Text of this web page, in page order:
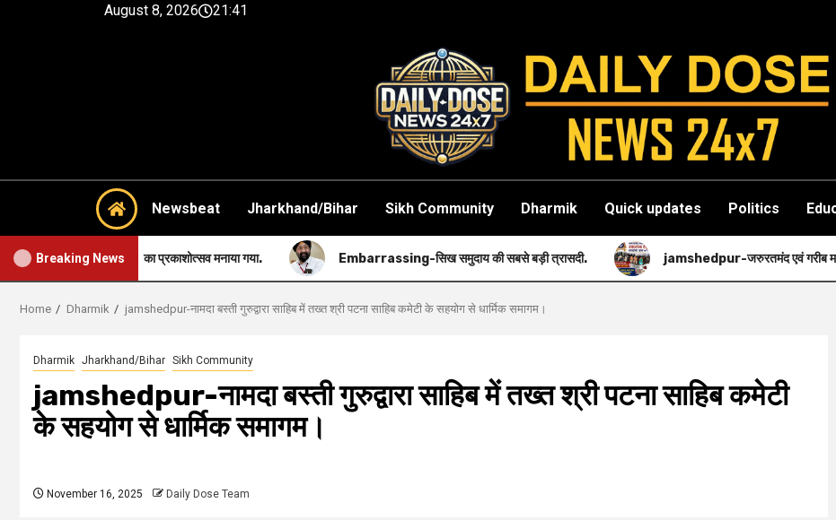
August 8, 2026 21:41
Newsbeat Jharkhand/Bihar Sikh Community Dharmik Quick updates Politics
Breaking News
का प्रकाशोत्सव मनाया गया. Embarrassing-सिख समुदाय की सबसे बड़ी त्रासदी. jamshedpur-जरुरतमंद एवं गरीब मरीजों की मदद करने का सुनहरा
Home Dharmik jamshedpur-नामदा बस्ती गुरुद्वारा साहिब में तख्त श्री पटना साहिब कमेटी के सहयोग से धार्मिक समागम।
Dharmik Jharkhand/Bihar Sikh Community
jamshedpur-नामदा बस्ती गुरुद्वारा साहिब में तख्त श्री पटना साहिब कमेटी
के सहयोग से धार्मिक समागम।
November 16, 2025 Daily Dose Team